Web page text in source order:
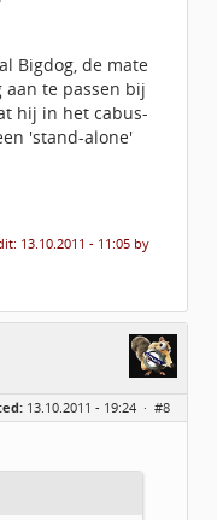
Bigdog, de mate
te passen bij
hij in het cabus-
'stand-alone'
13.10.2011 - 11:05 by
13.10.2011 - 19:24 · #8